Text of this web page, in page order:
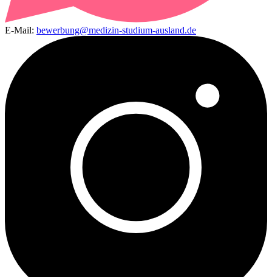
E-Mail: bewerbung@medizin-studium-ausland.de